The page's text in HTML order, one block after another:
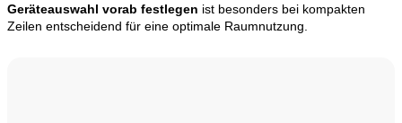
Geräteauswahl vorab festlegen ist besonders bei kompakten
Zeilen entscheidend für eine optimale Raumnutzung.